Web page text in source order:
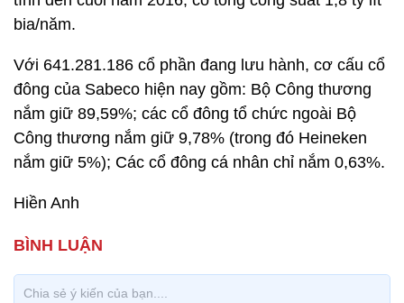
bia/năm.
Với 641.281.186 cổ phần đang lưu hành, cơ cấu cổ
đông của Sabeco hiện nay gồm: Bộ Công thương
nắm giữ 89,59%; các cổ đông tổ chức ngoài Bộ
Công thương nắm giữ 9,78% (trong đó Heineken
nắm giữ 5%); Các cổ đông cá nhân chỉ nắm 0,63%.
Hiền Anh